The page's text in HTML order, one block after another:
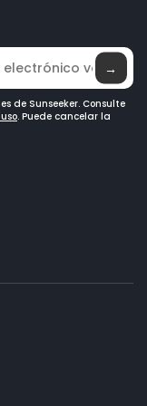
→
de Sunseeker. Consulte
. Puede cancelar la